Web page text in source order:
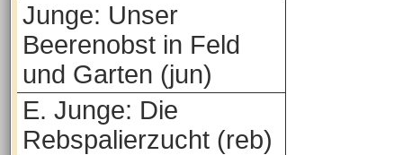
Junge: Unser
Beerenobst in Feld
und Garten (jun)
E. Junge: Die
Rebspalierzucht (reb)